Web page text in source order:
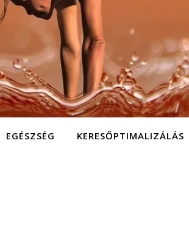
EGÉSZSÉG KERESŐPTIMALIZÁLÁS